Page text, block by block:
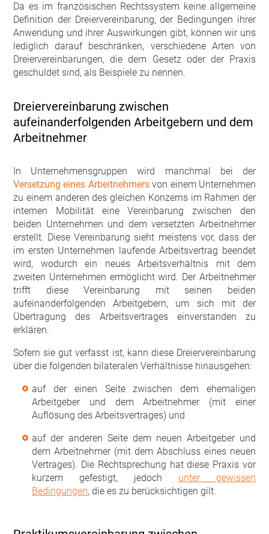
Da es im französischen Rechtssystem keine allgemeine
Definition der Dreiervereinbarung, der Bedingungen ihrer
Anwendung und ihrer Auswirkungen gibt, können wir uns
lediglich darauf beschränken, verschiedene Arten von
Dreiervereinbarungen, die dem Gesetz oder der Praxis
geschuldet sind, als Beispiele zu nennen.
Dreiervereinbarung zwischen
aufeinanderfolgenden Arbeitgebern und dem
Arbeitnehmer
In Unternehmensgruppen wird manchmal bei der
Versetzung eines Arbeitnehmersvon einem Unternehmen
zu einem anderen des gleichen Konzerns im Rahmen der
internen Mobilität eine Vereinbarung zwischen den
beiden Unternehmen und dem versetzten Arbeitnehmer
erstellt. Diese Vereinbarung sieht meistens vor, dass der
im ersten Unternehmen laufende Arbeitsvertrag beendet
wird, wodurch ein neues Arbeitsverhältnis mit dem
zweiten Unternehmen ermöglicht wird. Der Arbeitnehmer
trifft diese Vereinbarung mit seinen beiden
aufeinanderfolgenden Arbeitgebern, um sich mit der
Übertragung des Arbeitsvertrages einverstanden zu
erklären.
Sofern sie gut verfasst ist, kann diese Dreiervereinbarung
über die folgenden bilateralen Verhältnisse hinausgehen:
auf der einen Seite zwischen dem ehemaligen
Arbeitgeber und dem Arbeitnehmer (mit einer
Auflösung des Arbeitsvertrages) und
auf der anderen Seite dem neuen Arbeitgeber und
dem Arbeitnehmer (mit dem Abschluss eines neuen
Vertrages). Die Rechtsprechung hat diese Praxis vor
kurzem gefestigt, jedoch unter gewissen
Bedingungen, die es zu berücksichtigen gilt.